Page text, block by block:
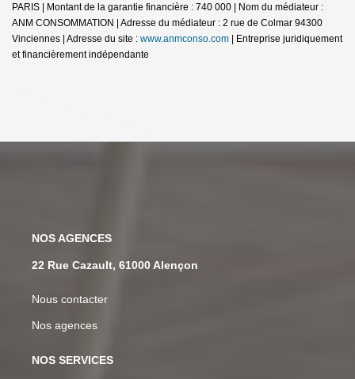
PARIS | Montant de la garantie financière : 740 000 | Nom du médiateur :
ANM CONSOMMATION | Adresse du médiateur : 2 rue de Colmar 94300
Vinciennes | Adresse du site : www.anmconso.com | Entreprise juridiquement
et financièrement indépendante
NOS AGENCES
22 Rue Cazault, 61000 Alençon
Nous contacter
Nos agences
NOS SERVICES